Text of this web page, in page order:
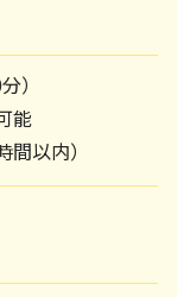
）
能
以内）